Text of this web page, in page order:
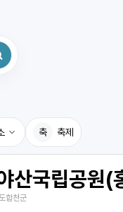
시피
축 축제
산국립공원(
합천군